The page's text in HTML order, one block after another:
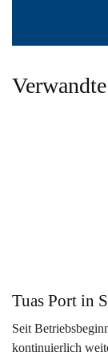
Tuas Port in
Seit
kontinuierlich